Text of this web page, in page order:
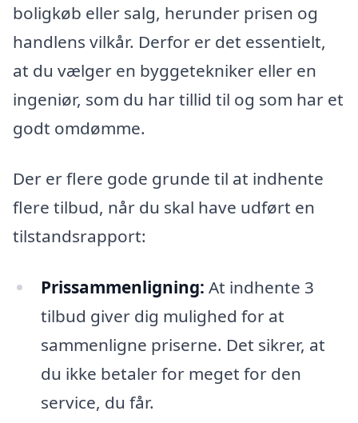
boligkøb eller salg, herunder prisen og
handlens vilkår. Derfor er det essentielt,
at du vælger en byggetekniker eller en
ingeniør, som du har tillid til og som har et
godt omdømme.
Der er flere gode grunde til at indhente
flere tilbud, når du skal have udført en
tilstandsrapport:
Prissammenligning: At indhente 3
tilbud giver dig mulighed for at
sammenligne priserne. Det sikrer, at
du ikke betaler for meget for den
service, du får.